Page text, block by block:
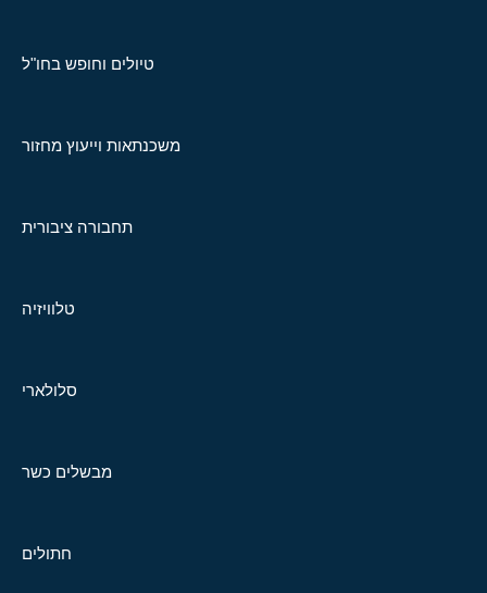
טיולים וחופש בחו"ל
משכנתאות וייעוץ מחזור
תחבורה ציבורית
טלוויזיה
סלולארי
מבשלים כשר
חתולים